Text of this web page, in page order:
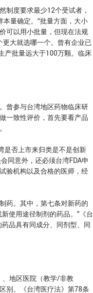
度要求最少12个受试者，
量确定。“批量方面，大小
可以用小批量，但现在法规
大就选哪一个。曾有企业已
产批量远大于100万颗。临床
曾参与台湾地区药物临床研
一致性评价，首先要看产品
是否上市来归类是不是创新
同意外，还必须台湾FDA申
验机构以及合格的医师，经
。其中，第七条对新药的
使用途径制剂的药品。”《台
品具有同成分、同剂型、同
地区医院（教学/非教
别。《台湾医疗法》第78条